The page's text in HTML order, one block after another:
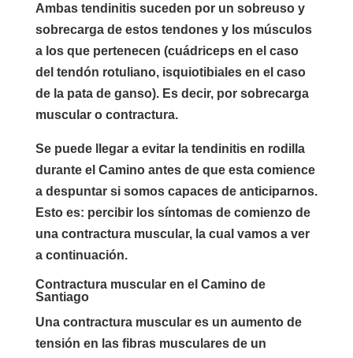
Ambas tendinitis suceden por un sobreuso y
sobrecarga de estos tendones y los músculos
a los que pertenecen (cuádriceps en el caso
del tendón rotuliano, isquiotibiales en el caso
de la pata de ganso). Es decir, por sobrecarga
muscular o contractura.
Se puede llegar a evitar la tendinitis en rodilla
durante el Camino antes de que esta comience
a despuntar si somos capaces de anticiparnos.
Esto es: percibir los síntomas de comienzo de
una contractura muscular, la cual vamos a ver
a continuación.
Contractura muscular en el Camino de
Santiago
Una contractura muscular es un aumento de
tensión en las fibras musculares de un